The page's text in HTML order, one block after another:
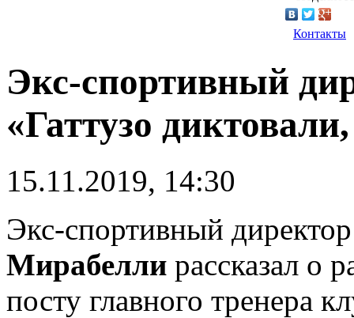
Контакты
Экс-спортивный
«Гаттузо
15.11.2019, 14:30
Экс-спортивный
Мирабелли рассказал о
посту главного тренера